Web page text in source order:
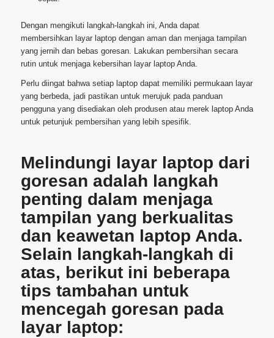
Dengan mengikuti langkah-langkah ini, Anda dapat
membersihkan layar laptop dengan aman dan menjaga tampilan
yang jernih dan bebas goresan. Lakukan pembersihan secara
rutin untuk menjaga kebersihan layar laptop Anda.
Perlu diingat bahwa setiap laptop dapat memiliki permukaan layar
yang berbeda, jadi pastikan untuk merujuk pada panduan
pengguna yang disediakan oleh produsen atau merek laptop Anda
untuk petunjuk pembersihan yang lebih spesifik.
Melindungi layar laptop dari
goresan adalah langkah
penting dalam menjaga
tampilan yang berkualitas
dan keawetan laptop Anda.
Selain langkah-langkah di
atas, berikut ini beberapa
tips tambahan untuk
mencegah goresan pada
layar laptop: